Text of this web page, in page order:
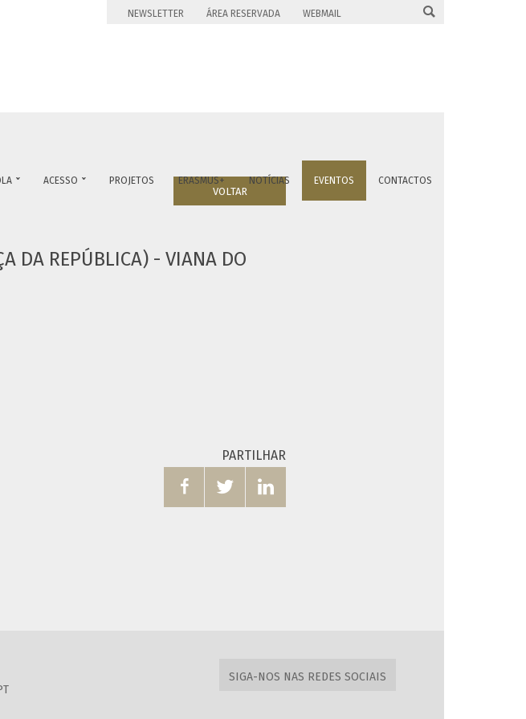
NEWSLETTER ÁREA RESERVADA WEBMAIL 
 ACESSO  PROJETOS ERASMUS+ NOTÍCIAS EVENTOS CONTACTOS
VOLTAR
DA REPÚBLICA) - VIANA DO
PARTILHAR
  
SIGA-NOS NAS REDES SOCIAIS